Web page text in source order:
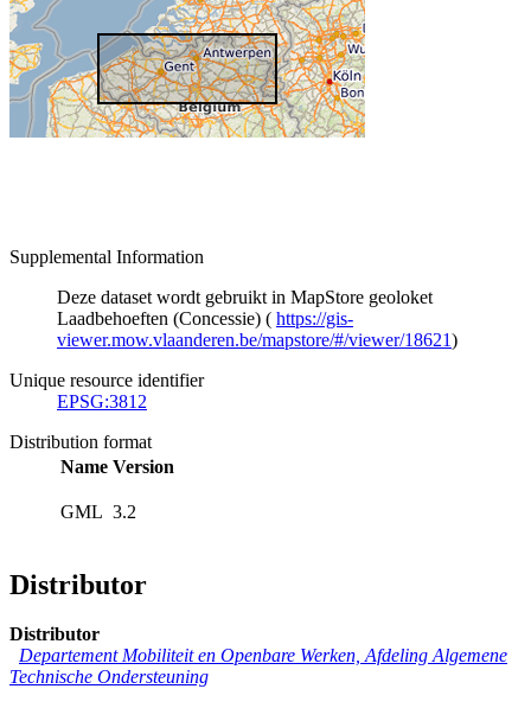
Supplemental Information
Deze dataset wordt gebruikt in MapStore geoloket
Laadbehoeften (Concessie) ( https://gis-
viewer.mow.vlaanderen.be/mapstore/#/viewer/18621)
Unique resource identifier
EPSG:3812
Distribution format
Name Version
GML 3.2
Distributor
Distributor
Departement Mobiliteit en Openbare Werken, Afdeling Algemene
Technische Ondersteuning